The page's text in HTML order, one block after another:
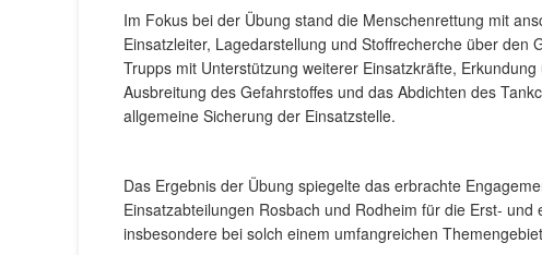
Im Fokus bei der Übung stand die Menschenrettung mit
Einsatzleiter, Lagedarstellung und Stoffrecherche über
Trupps mit Unterstützung weiterer Einsatzkräfte,
Ausbreitung des Gefahrstoffes und das Abdichten des
allgemeine Sicherung der Einsatzstelle.
Das Ergebnis der Übung spiegelte das erbrachte
Einsatzabteilungen Rosbach und Rodheim für die Erst-
insbesondere bei solch einem umfangreichen